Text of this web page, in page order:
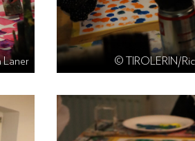
Laner © TIROLERIN/